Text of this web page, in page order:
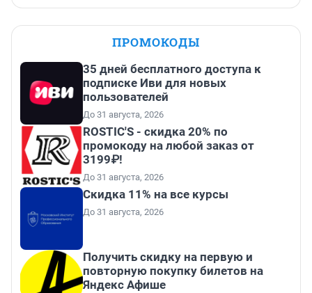
ПРОМОКОДЫ
35 дней бесплатного доступа к
подписке Иви для новых
пользователей
До 31 августа, 2026
ROSTIC'S - скидка 20% по
промокоду на любой заказ от
3199₽!
До 31 августа, 2026
Скидка 11% на все курсы
До 31 августа, 2026
Получить скидку на первую и
повторную покупку билетов на
Яндекс Афише